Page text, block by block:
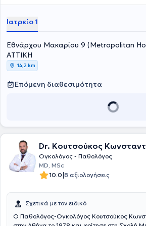
Ιατρείο 1
Εθνάρχου Μακαρίου 9 (Metropolitan
ΑΤΤΙΚΗ
14,2 km
Επόμενη διαθεσιμότητα
Dr. Κουτσούκος
Ογκολόγος - Παθολόγος
MD, MSc
10.0|8 αξιολογήσεις
Σχετικά με τον ειδικό
Ο Παθολόγος-Ογκολόγος Κουτσούκος